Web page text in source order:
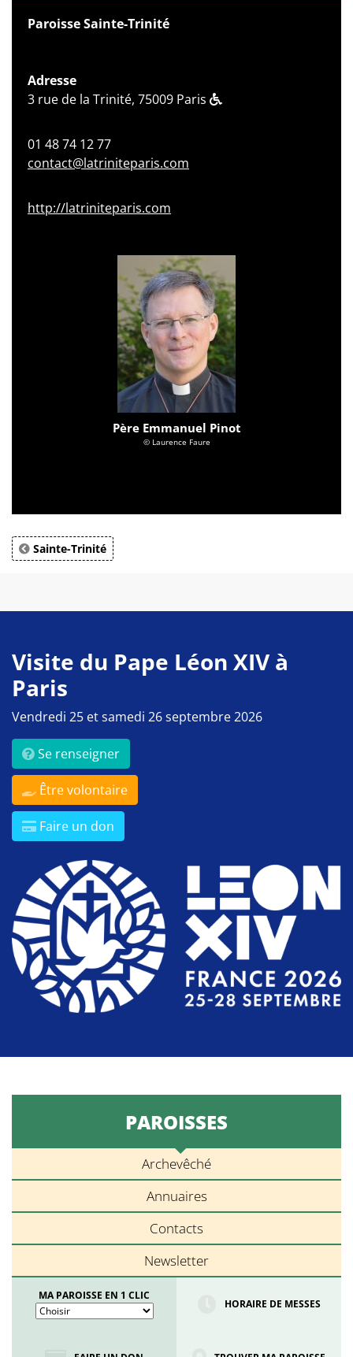
Paroisse Sainte-Trinité
Adresse
3 rue de la Trinité, 75009 Paris
01 48 74 12 77
contact@latriniteparis.com
http://latriniteparis.com
Père Emmanuel Pinot
© Laurence Faure
Sainte-Trinité
Visite du Pape Léon XIV à
Paris
Vendredi 25 et samedi 26 septembre 2026
Se renseigner
Être volontaire
Faire un don
PAROISSES
Archevêché
Annuaires
Contacts
Newsletter
MA PAROISSE EN 1 CLIC
HORAIRE DE MESSES